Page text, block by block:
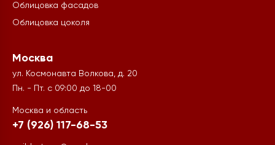
Облицовка фасадов
Облицовка цоколя
Москва
ул. Космонавта Волкова, д. 20
Пн. - Пт. с 09:00 до 18-00
Москва и область
+7 (926) 117-68-53